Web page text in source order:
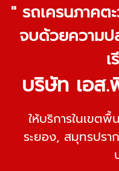
" รถเครนภาคต
จบด้วยความป
บริษัท เอส.
ให้บริการในเขต
ระยอง, สมุทรปรา